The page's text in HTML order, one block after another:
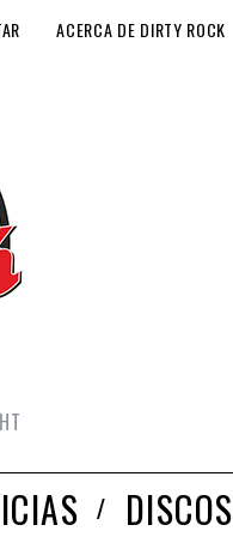
ACERCA DE DIRTY ROCK
DISCOS